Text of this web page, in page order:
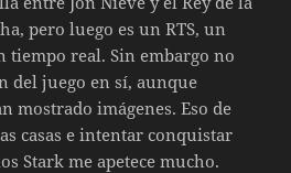
pero luego es un RTS, un
tiempo real. Sin embargo no
del juego en sí, aunque
mostrado imágenes. Eso de
casas e intentar conquistar
Stark me apetece mucho.